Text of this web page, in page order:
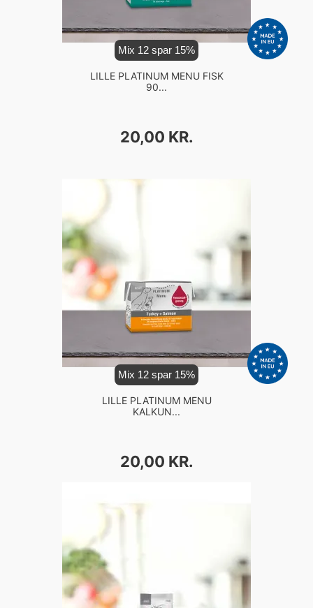
Mix 12 spar 15%
LILLE PLATINUM MENU FISK
90...
PRIS
20,00 KR.
Mix 12 spar 15%
LILLE PLATINUM MENU
KALKUN...
PRIS
20,00 KR.